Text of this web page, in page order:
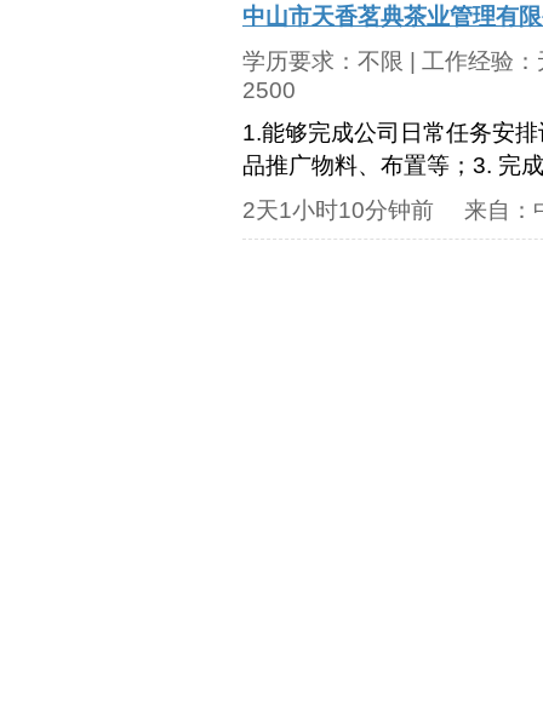
中山市天香茗典茶业管理有
学历要求： 不限 | 工作经验：
2500
1.能够完成公司日常任务安
品推广物料、布置等；3. 完
2天1小时10分钟前 来自：